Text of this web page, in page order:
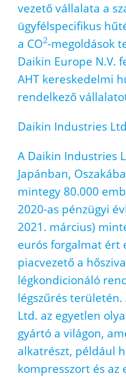
vezető vállalata a
ügyfélspecifikus
a CO2-megoldások
Daikin Europe N.V.
AHT kereskedelmi
rendelkező
Daikin Industries
A Daikin Industries
Japánban,
mintegy 80.000
2020-as pénzügyi
2021. március)
eurós forgalmat ért
piacvezető a
légkondicionáló
légszűrés
Ltd. az egyetlen
gyártó a világon,
alkatrészt, például
kompresszort és az